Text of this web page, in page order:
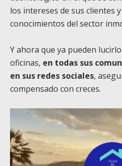
los intereses de sus clientes
conocimientos del sector
Y ahora que ya pueden
oficinas, en todas sus
en sus redes sociales,
compensado con creces.